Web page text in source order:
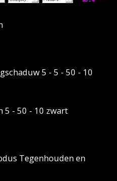
5 - 5 - 50 - 10
5 - 50 - 10 zwart
Tegenhoudenen